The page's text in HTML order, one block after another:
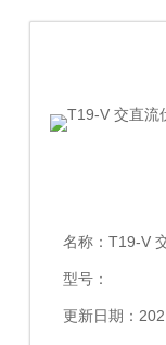
名称： T19-V 交
型号：
更新日期：